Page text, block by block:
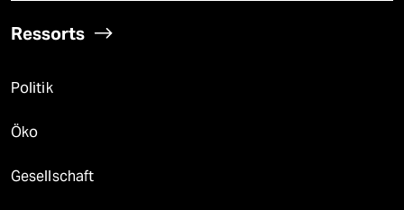
Ressorts
Politik
Öko
Gesellschaft